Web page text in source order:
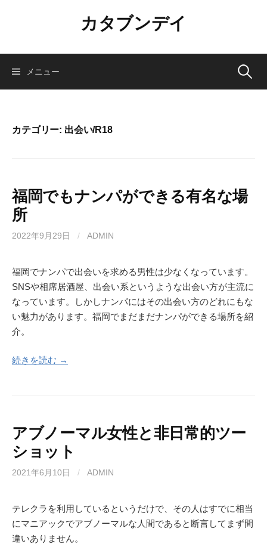
ン
カタブンデイ
メニュー 検
カテゴリー: 出会い/R18
福岡でもナンパができる有名な場
所
2022年9月29日 / ADMIN
福岡でナンパで出会いを求める男性は少なくなっています。
SNSや相席居酒屋、出会い系というような出会い方が主流に
なっています。しかしナンパにはその出会い方のどれにもな
い魅力があります。福岡でまだまだナンパができる場所を紹
介。
続きを読む →
アブノーマル女性と非日常的ツー
ショット
2021年6月10日 / ADMIN
テレクラを利用しているというだけで、その人はすでに相当
にマニアックでアブノーマルな人間であると断言してまず間
違いありません。